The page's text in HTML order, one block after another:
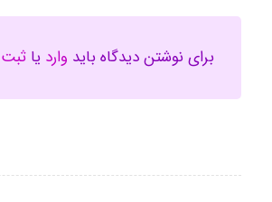
برای نوشتن دیدگاه باید وارد یا